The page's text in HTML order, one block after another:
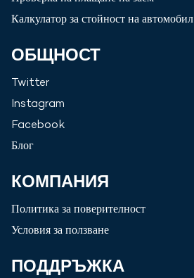
Калкулатор за стойност на автомобил
ОБЩНОСТ
Twitter
Instagram
Facebook
Блог
КОМПАНИЯ
Политика за поверителност
Условия за ползване
ПОДДРЪЖКА